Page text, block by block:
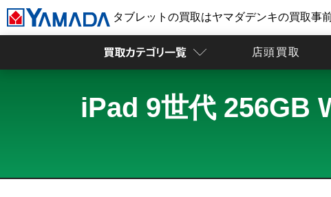
タブレットの買取はヤマダデンキの買取事
店頭買取
iPad 9世代 256GB